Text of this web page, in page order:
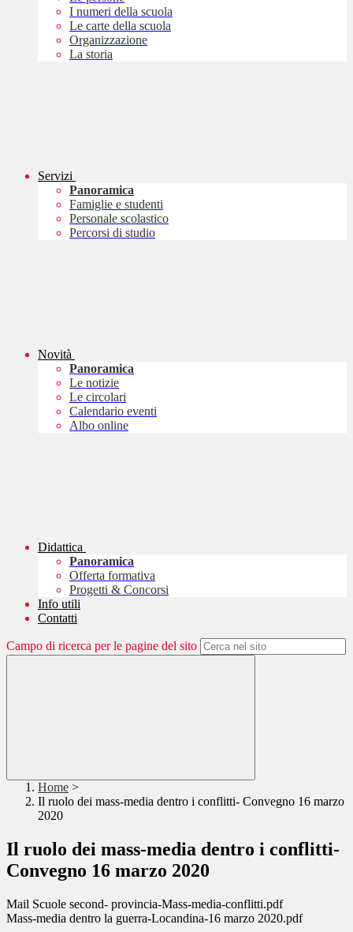
I numeri della scuola
Le carte della scuola
Organizzazione
La storia
Servizi
Panoramica
Famiglie e studenti
Personale scolastico
Percorsi di studio
Novità
Panoramica
Le notizie
Le circolari
Calendario eventi
Albo online
Didattica
Panoramica
Offerta formativa
Progetti & Concorsi
Info utili
Contatti
Campo di ricerca per le pagine del sito
Home >
Il ruolo dei mass-media dentro i conflitti- Convegno 16 marzo
2020
Il ruolo dei mass-media dentro i conflitti-
Convegno 16 marzo 2020
Mail Scuole second- provincia-Mass-media-conflitti.pdf
Mass-media dentro la guerra-Locandina-16 marzo 2020.pdf